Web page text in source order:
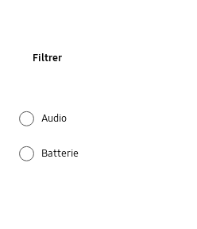
Filtrer
Audio
Batterie